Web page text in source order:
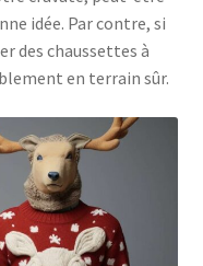
idée. Par contre, si
des chaussettes à
en terrain sûr.